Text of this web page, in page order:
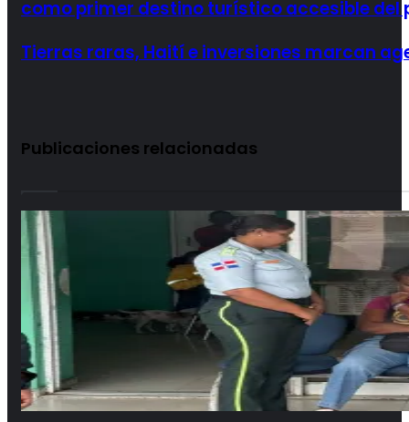
como primer destino turístico accesible del
Tierras raras, Haití e inversiones marcan
Publicaciones relacionadas